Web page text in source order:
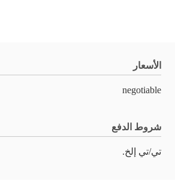
الأسعار
negotiable
شروط الدفع
تي/تي إلخ.